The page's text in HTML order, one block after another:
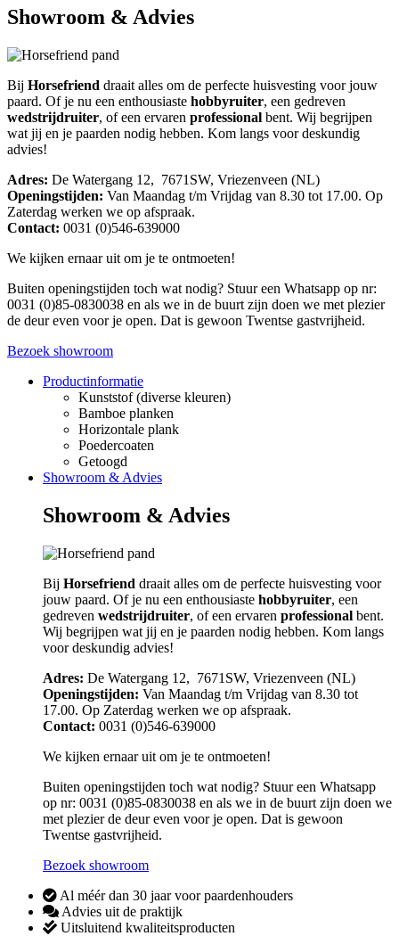
Showroom & Advies
Bij Horsefriend draait alles om de perfecte huisvesting voor jouw
paard. Of je nu een enthousiaste hobbyruiter, een gedreven
wedstrijdruiter, of een ervaren professional bent. Wij begrijpen
wat jij en je paarden nodig hebben. Kom langs voor deskundig
advies!
Adres: De Watergang 12, 7671SW, Vriezenveen (NL)
Openingstijden: Van Maandag t/m Vrijdag van 8.30 tot 17.00. Op
Zaterdag werken we op afspraak.
Contact: 0031 (0)546-639000
We kijken ernaar uit om je te ontmoeten!
Buiten openingstijden toch wat nodig? Stuur een Whatsapp op nr:
0031 (0)85-0830038 en als we in de buurt zijn doen we met plezier
de deur even voor je open. Dat is gewoon Twentse gastvrijheid.
Bezoek showroom
Productinformatie
Kunststof (diverse kleuren)
Bamboe planken
Horizontale plank
Poedercoaten
Getoogd
Showroom & Advies
Showroom & Advies
Bij Horsefriend draait alles om de perfecte huisvesting voor
jouw paard. Of je nu een enthousiaste hobbyruiter, een
gedreven wedstrijdruiter, of een ervaren professional bent.
Wij begrijpen wat jij en je paarden nodig hebben. Kom langs
voor deskundig advies!
Adres: De Watergang 12, 7671SW, Vriezenveen (NL)
Openingstijden: Van Maandag t/m Vrijdag van 8.30 tot
17.00. Op Zaterdag werken we op afspraak.
Contact: 0031 (0)546-639000
We kijken ernaar uit om je te ontmoeten!
Buiten openingstijden toch wat nodig? Stuur een Whatsapp
op nr: 0031 (0)85-0830038 en als we in de buurt zijn doen we
met plezier de deur even voor je open. Dat is gewoon
Twentse gastvrijheid.
Bezoek showroom
Al méér dan 30 jaar voor paardenhouders
Advies uit de praktijk
Uitsluitend kwaliteitsproducten